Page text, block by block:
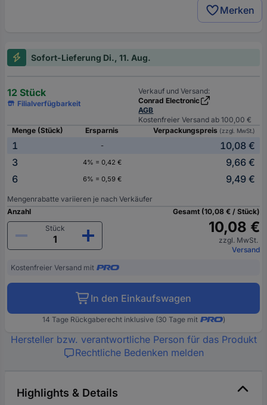
Merken
Sofort-Lieferung Di., 11. Aug.
12 Stück
Filialverfügbarkeit
Verkauf und Versand:
Conrad Electronic
AGB
Kostenfreier Versand ab 100,00 €
Menge (Stück)
Ersparnis Verpackungspreis (zzgl. MwSt.)
1 -
10,08 €
3
4% = 0,42 €
9,66 €
6
6% = 0,59 € 9,49 €
Mengenrabatte variieren je nach Verkäufer
Anzahl
Stück
Gesamt (10,08 € / Stück)
10,08 €
zzgl. MwSt.
Versand
Kostenfreier Versand mit
In den Einkaufswagen
14 Tage Rückgaberecht inklusive (30 Tage mit )
Hersteller bzw. verantwortliche Person für das Produkt
Rechtliche Bedenken melden
Highlights & Details